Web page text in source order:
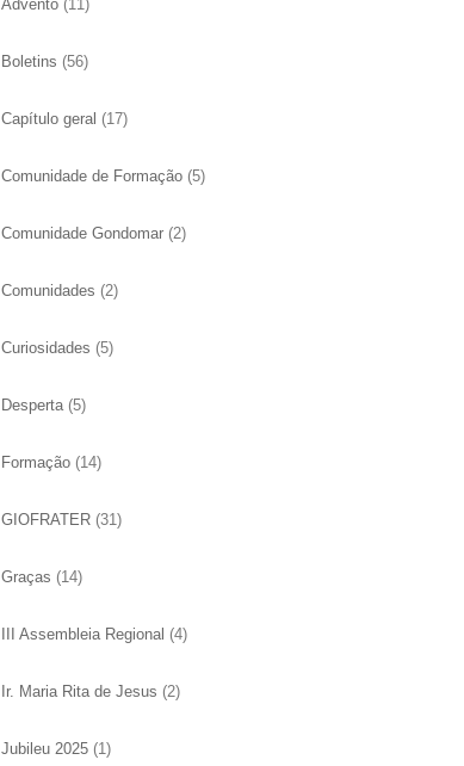
Advento (11)
Boletins (56)
Capítulo geral (17)
Comunidade de Formação (5)
Comunidade Gondomar (2)
Comunidades (2)
Curiosidades (5)
Desperta(5)
Formação (14)
GIOFRATER (31)
Graças (14)
III Assembleia Regional (4)
Ir. Maria Rita de Jesus (2)
Jubileu 2025 (1)